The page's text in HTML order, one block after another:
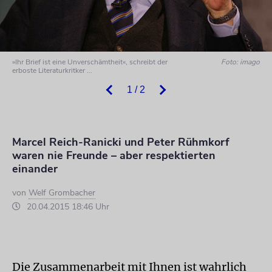
1 / 2
»Ihr Brief ist eine Unverschämtheit«, schreibt der
erboste Literaturkritker ...
Foto: imago
Marcel Reich-Ranicki und Peter Rühmkorf
waren nie Freunde – aber respektierten
einander
von Welf Grombacher
20.04.2015 18:46 Uhr
Die Zusammenarbeit mit Ihnen ist wahrlich